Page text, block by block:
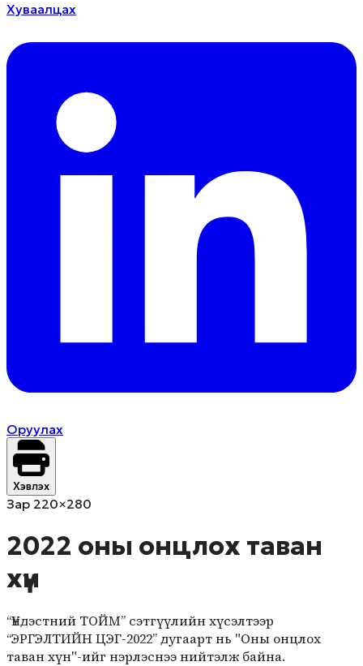
Хуваалцах
Оруулах
Хэвлэх
Зар 220×280
2022 оны онцлох таван
хүн
“Үндэстний ТОЙМ” сэтгүүлийн хүсэлтээр
“ЭРГЭЛТИЙН ЦЭГ-2022” дугаарт нь "Оны онцлох
таван хүн"-ийг нэрлэснээ нийтэлж байна.